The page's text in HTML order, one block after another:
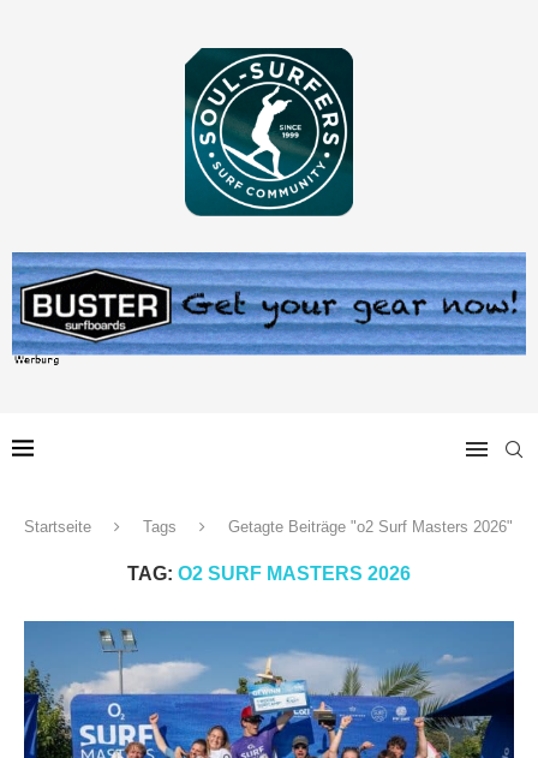
Startseite Tags Getagte Beiträge "o2 Surf Masters 2026"
TAG: O2 SURF MASTERS 2026